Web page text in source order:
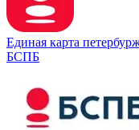
Единая карта
БСПБ